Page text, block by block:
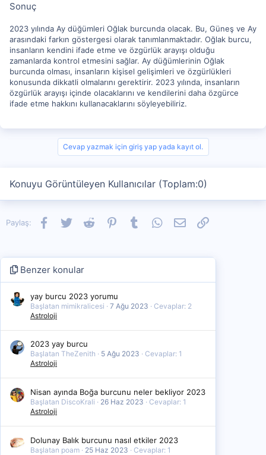
Sonuç
2023 yılında Ay düğümleri Oğlak burcunda olacak. Bu, Güneş ve Ay
arasındaki farkın göstergesi olarak tanımlanmaktadır. Oğlak burcu,
insanların kendini ifade etme ve özgürlük arayışı olduğu
zamanlarda kontrol etmesini sağlar. Ay düğümlerinin Oğlak
burcunda olması, insanların kişisel gelişimleri ve özgürlükleri
konusunda dikkatli olmalarını gerektirir. 2023 yılında, insanların
özgürlük arayışı içinde olacaklarını ve kendilerini daha özgürce
ifade etme hakkını kullanacaklarını söyleyebiliriz.
Cevap yazmak için giriş yap yada kayıt ol.
Konuyu Görüntüleyen Kullanıcılar (Toplam:0)
Paylaş: Facebook
TwitterReddit PinterestTumblrWhatsApp
E-postaLink
Benzer konular
yay burcu 2023 yorumu
Başlatan mimikralicesi 7 Ağu 2023
Cevaplar: 2
Astroloji
2023 yay burcu
Başlatan TheZenith 5 Ağu 2023
Cevaplar: 1
Astroloji
Nisan ayında Boğa burcunu neler bekliyor 2023
Başlatan DiscoKrali 26 Haz 2023
Cevaplar: 1
Astroloji
Dolunay Balık burcunu nasıl etkiler 2023
Başlatan poam 25 Haz 2023
Cevaplar: 1